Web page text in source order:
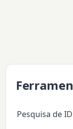
Pesquisa de